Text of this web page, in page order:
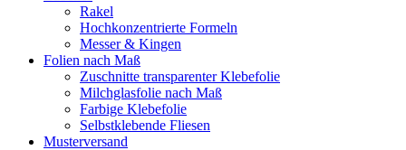
Rakel
Hochkonzentrierte Formeln
Messer & Kingen
Folien nach Maß
Zuschnitte transparenter Klebefolie
Milchglasfolie nach Maß
Farbige Klebefolie
Selbstklebende Fliesen
Musterversand